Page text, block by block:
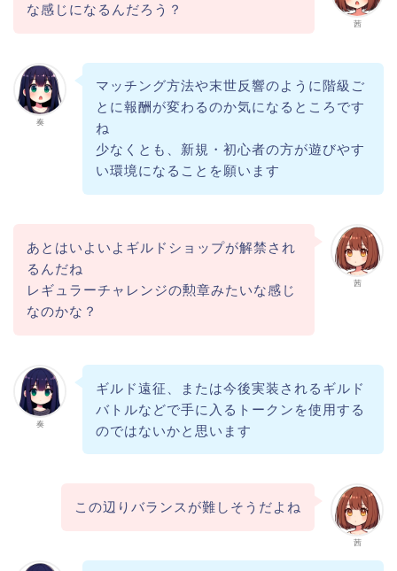
茜
な感じになるんだろう？
奏
マッチング方法や末世反響のように階級ご
とに報酬が変わるのか気になるところです
ね
少なくとも、新規・初心者の方が遊びやす
い環境になることを願います
茜
あとはいよいよギルドショップが解禁され
るんだね
レギュラーチャレンジの勲章みたいな感じ
なのかな？
奏
ギルド遠征、または今後実装されるギルド
バトルなどで手に入るトークンを使用する
のではないかと思います
茜
この辺りバランスが難しそうだよね